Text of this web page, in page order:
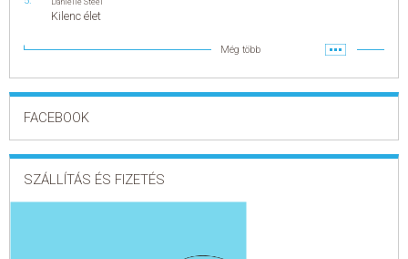
Kilenc élet
Még több
FACEBOOK
SZÁLLÍTÁS ÉS FIZETÉS